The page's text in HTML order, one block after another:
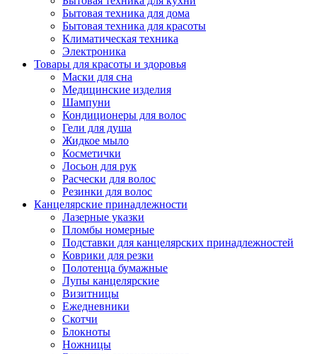
Бытовая техника для дома
Бытовая техника для красоты
Климатическая техника
Электроника
Товары для красоты и здоровья
Маски для сна
Медицинские изделия
Шампуни
Кондиционеры для волос
Гели для душа
Жидкое мыло
Косметички
Лосьон для рук
Расчески для волос
Резинки для волос
Канцелярские принадлежности
Лазерные указки
Пломбы номерные
Подставки для канцелярских принадлежностей
Коврики для резки
Полотенца бумажные
Лупы канцелярские
Визитницы
Ежедневники
Скотчи
Блокноты
Ножницы